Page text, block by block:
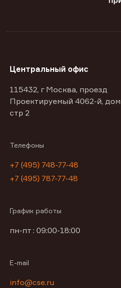
Центральный офис
115432, г Москва, проезд
Проектируемый 4062-й, дом
стр 2
Телефоны
+7 (495) 748-77-48
+7 (495) 787-77-48
График работы
пн-пт : 09:00-18:00
E-mail
info@cse.ru